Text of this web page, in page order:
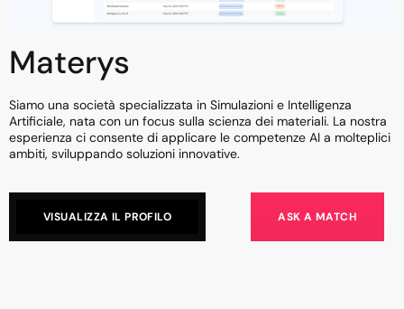
Materys
Siamo una società specializzata in Simulazioni e Intelligenza
Artificiale, nata con un focus sulla scienza dei materiali. La nostra
esperienza ci consente di applicare le competenze AI a molteplici
ambiti, sviluppando soluzioni innovative.
VISUALIZZA IL PROFILO ASK A MATCH